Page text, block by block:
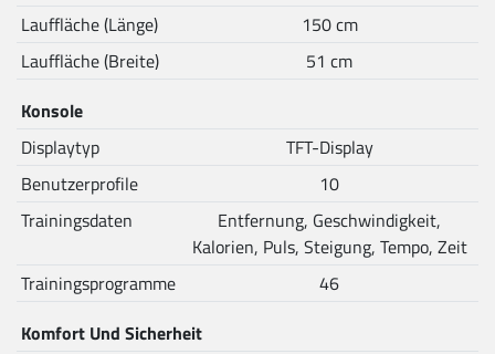
Lauffläche (Länge)
150 cm
Lauffläche (Breite)
51 cm
Konsole
Displaytyp
TFT-Display
Benutzerprofile
10
Trainingsdaten
Entfernung, Geschwindigkeit,
Kalorien, Puls, Steigung, Tempo, Zeit
Trainingsprogramme
46
Komfort Und Sicherheit